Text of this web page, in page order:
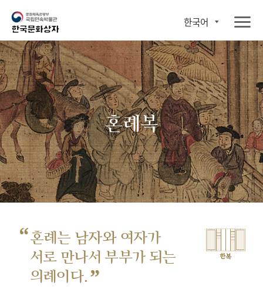
한국어
혼례복
“혼례는 남자와 여자가
서로 만나서 부부가 되는
의례이다. ”
한복